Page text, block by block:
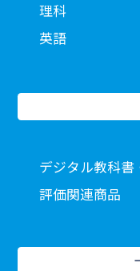
理科
英語
デジタル教科書
評価関連商品